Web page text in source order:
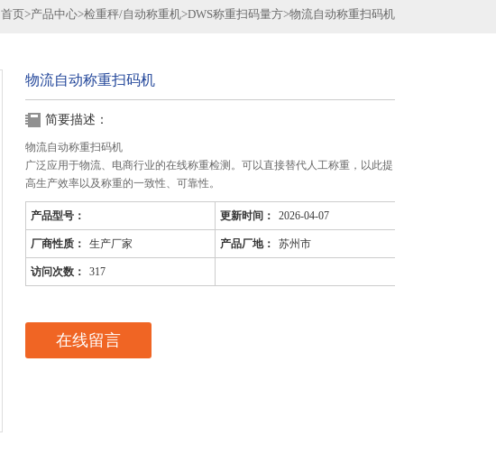
首页>产品中心>检重秤/自动称重机>DWS称重扫码量方>物流自动称重扫码机
物流自动称重扫码机
简要描述：
物流自动称重扫码机
广泛应用于物流、电商行业的在线称重检测。可以直接替代人工称重，以此提
高生产效率以及称重的一致性、可靠性。
产品型号： 更新时间： 2026-04-07
厂商性质： 生产厂家 产品厂地： 苏州市
访问次数： 317
在线留言